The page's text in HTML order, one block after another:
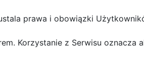
prawa i obowiązki
Korzystanie z Serwisu oznacza